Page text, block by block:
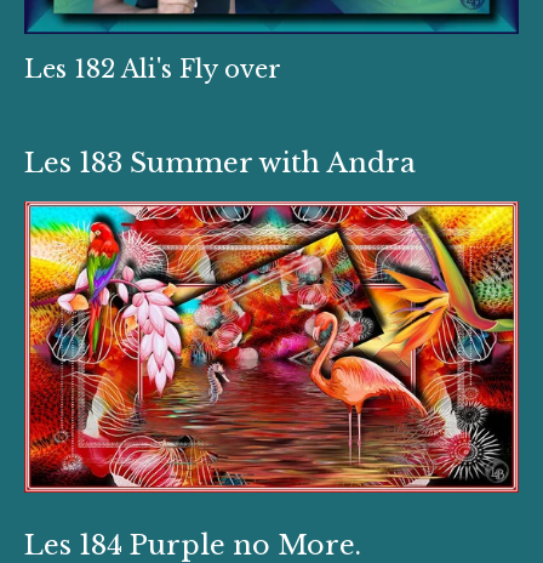
Les 182 Ali's Fly over
Les 183 Summer with Andra
Les 184 Purple no More.